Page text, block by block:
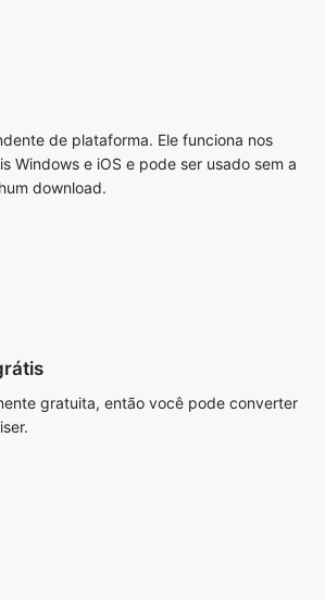
de plataforma. Ele funciona nos
Windows e iOS e pode ser usado sem a
download.
gratuita, então você pode converter